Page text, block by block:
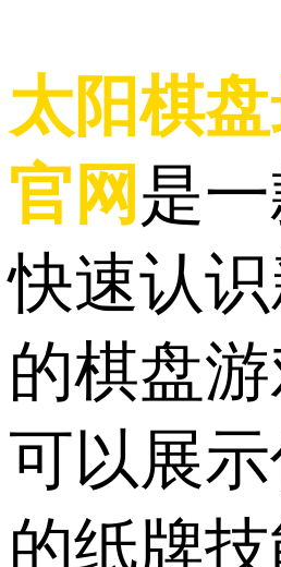
太阳棋
官网是
快速认
的棋盘
可以展
的纸牌